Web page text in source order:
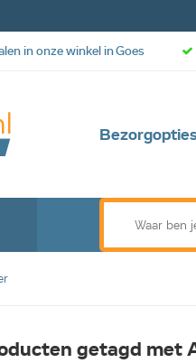
Bezorgopties
in onze winkel in Goes
getagd met